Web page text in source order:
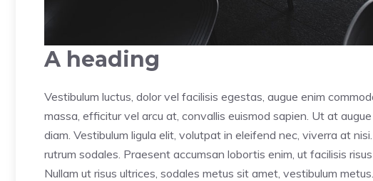
A heading
Vestibulum luctus, dolor vel facilisis egestas, augue enim
massa, efficitur vel arcu at, convallis euismod sapien. Ut at
diam. Vestibulum ligula elit, volutpat in eleifend nec, viverra at
rutrum sodales. Praesent accumsan lobortis enim, ut facilisis
Nullam ut risus ultrices, sodales metus sit amet, vestibulum